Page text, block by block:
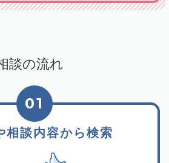
談の流れ
相談内容から検索
01